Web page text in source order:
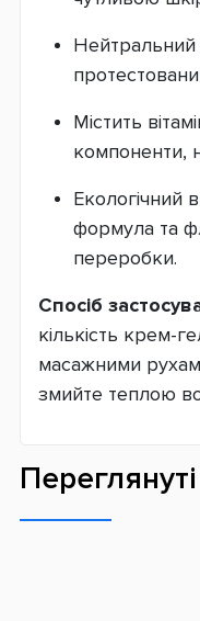
Нейтральний
Містить
компоненти,
Екологічний
формула та
переробки.
Спосіб
кількість крем-
масажними
змийте теплою